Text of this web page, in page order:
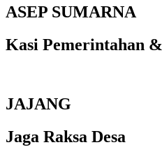
ASEP SUMARNA
Kasi Pemerintahan
JAJANG
Jaga Raksa Desa